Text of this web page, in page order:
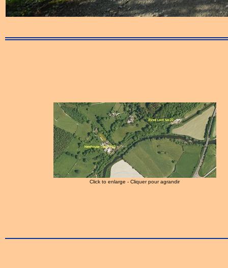
Click to enlarge - Cliquer pour agrandir